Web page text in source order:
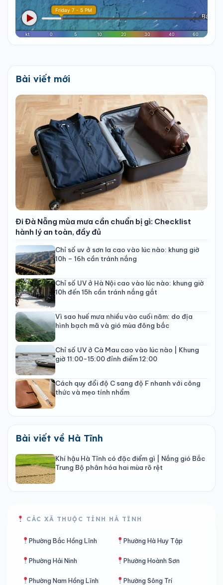
Bài viết mới
Đi Đà Nẵng mùa mưa cần chuẩn bị gì: Checklist
hành lý an toàn, đầy đủ
Chỉ số uv ở sơn la cao vào lúc nào: khung giờ
10h – 16h cần tránh nắng
Chỉ số UV ở Hà Nội cao vào lúc nào: khung giờ
10h đến 15h cần tránh nắng gắt
Vì sao huế mưa nhiều vào cuối năm: do địa
hình bạch mã và gió mùa đông bắc
Chỉ số UV ở Cà Mau cao vào lúc nào | Khung
giờ 11:00-15:00 đỉnh điểm 12:00
Cách quy đổi độ C sang độ F nhanh với công
thức và mẹo tính nhẩm
Bài viết về Hà Tĩnh
Khí hậu Hà Tĩnh có đặc điểm gì | Nắng gió Bắc
Trung Bộ phân hóa hai mùa rõ rệt
CÁC XÃ THUỘC TỈNH HÀ TĨNH
Phường Bắc Hồng Lĩnh Phường Hà Huy Tập
Phường Hải Ninh Phường Hoành Sơn
Phường Nam Hồng Lĩnh Phường Sông Trí